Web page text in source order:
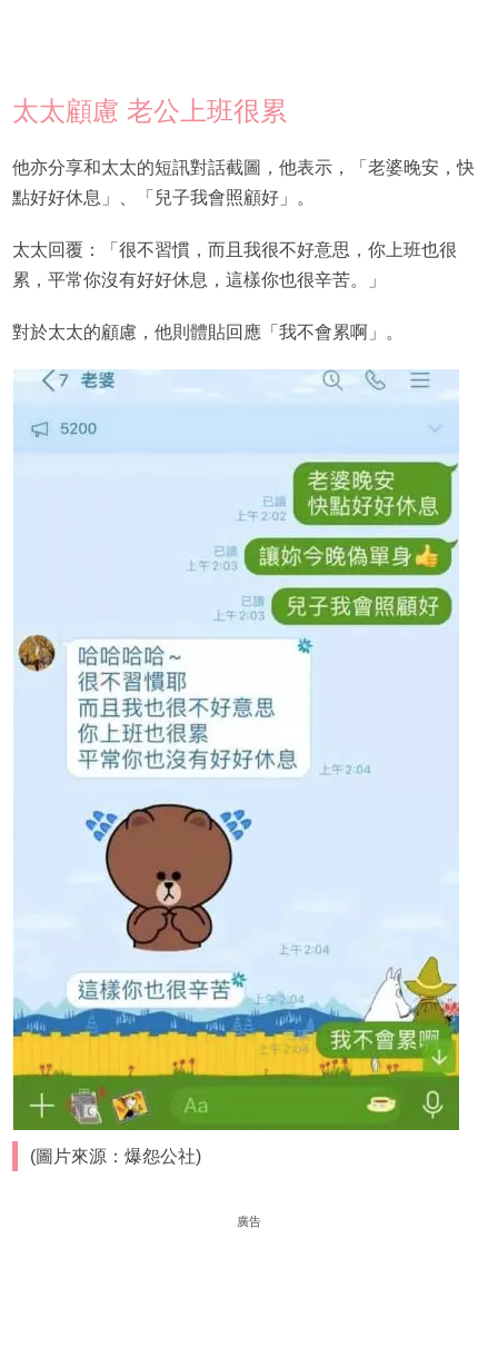
太太顧慮 老公上班很累
他亦分享和太太的短訊對話截圖，他表示，「老婆晚安，快
點好好休息」、「兒子我會照顧好」。
太太回覆：「很不習慣，而且我很不好意思，你上班也很
累，平常你沒有好好休息，這樣你也很辛苦。」
對於太太的顧慮，他則體貼回應「我不會累啊」。
(圖片來源：爆怨公社)
廣告